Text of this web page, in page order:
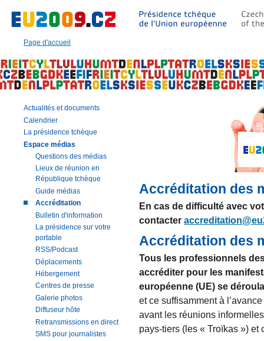
Page d'accueil
Texte
cette
page
|
Navigation
Recherche
Accréditation des
En cas de difficulté avec
contacter
Accréditation des
Tous les professionnels
accréditer pour les
européenne (UE) se
et ce suffisamment à
avant les réunions
pays-tiers (les « Troïkas ») et
Actualités et documents
Calendrier
La présidence tchèque
Espace médias
Questions des médias
Lieux de réunion en
République tchèque
Guide médias
Accréditation
Bulletin d'information
La présidence sur votre
portable
RSS/Podcast
Déplacements
Hébergement
Centres de presse
Galerie photos
Diffuseur hôte
Retransmissions en direct
SMS pour journalistes